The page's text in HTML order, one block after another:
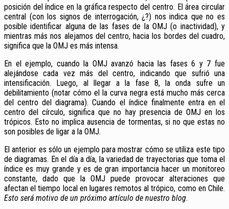
posición del índice en la gráfica respecto del centro. El área circular
central (con los signos de interrogación, ¿?) nos indica que no es
posible identificar alguna de las fases de la OMJ (o inactividad), y
mientras más nos alejamos del centro, hacia los bordes del cuadro,
significa que la OMJ es más intensa.
En el ejemplo, cuando la OMJ avanzó hacia las fases 6 y 7 fue
alejándose cada vez más del centro, indicando que sufrió una
intensificación. Luego, al llegar a la fase 8, la onda sufre un
debilitamiento (notar cómo el la curva negra está mucho más cerca
del centro del diagrama). Cuando el índice finalmente entra en el
centro del círculo, significa que no hay presencia de OMJ en los
trópicos. Esto no implica ausencia de tormentas, si no que estas no
son posibles de ligar a la OMJ.
El anterior es sólo un ejemplo para mostrar cómo se utiliza este tipo
de diagramas. En el día a día, la variedad de trayectorias que toma el
índice es muy grande y es de gran importancia hacer un monitoreo
constante, dado que la OMJ puede provocar alteraciones que
afectan el tiempo local en lugares remotos al trópico, como en Chile.
Esto será motivo de un próximo artículo de nuestro blog.